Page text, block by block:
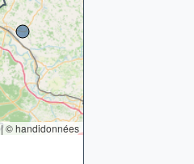
|© handidonnées